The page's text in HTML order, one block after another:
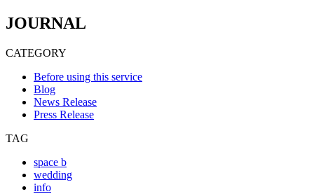
JOURNAL
CATEGORY
Before using this service
Blog
News Release
Press Release
TAG
space b
wedding
info